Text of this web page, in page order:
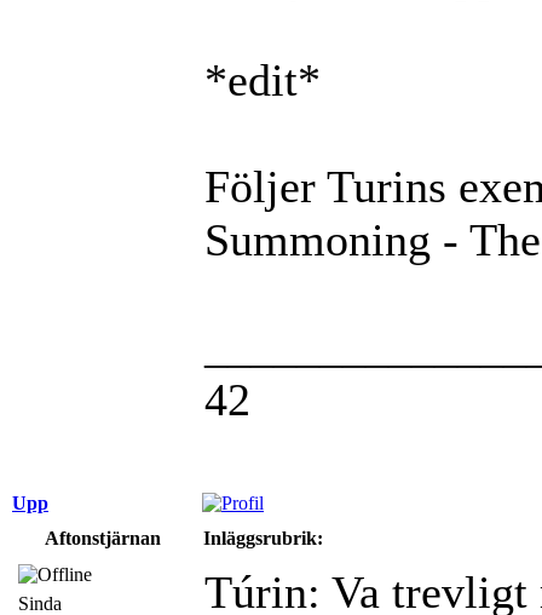
*edit*
Följer Turins
Summoning -
42
Upp
Aftonstjärnan
Inläggsrubrik:
Sinda
Túrin: Va trevligt